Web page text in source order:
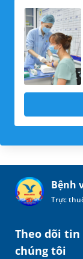
Bệnh
Trực
Theo dõi
chúng tôi